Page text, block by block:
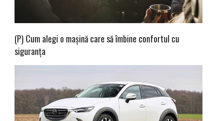
(P) Cum alegi o mașină care să îmbine confortul cu
siguranța